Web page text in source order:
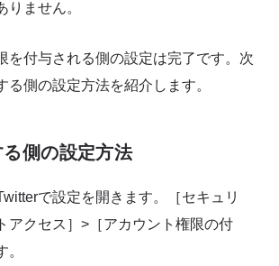
りません。
を付与される側の設定は完了です。次
る側の設定方法を紹介します。
側の設定方法
で設定を開きます。［セキュリ
アクセス］>［アカウント権限の付